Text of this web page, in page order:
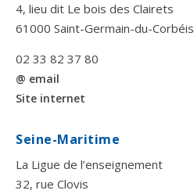
4, lieu dit Le bois des Clairets
61000 Saint-Germain-du-Corbéis
02 33 82 37 80
@ email
Site internet
Seine-Maritime
La Ligue de l’enseignement
32, rue Clovis